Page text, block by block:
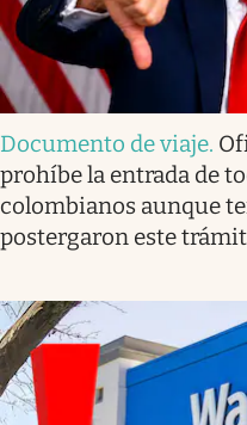
Documento de viaje.
prohíbe la entrada de
colombianos aunque
postergaron este